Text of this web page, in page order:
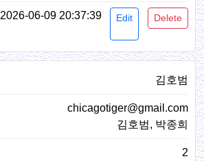
2026-06-09 20:37:39 Edit Delete
김호범
chicagotiger@gmail.com
김호범, 박종희
2